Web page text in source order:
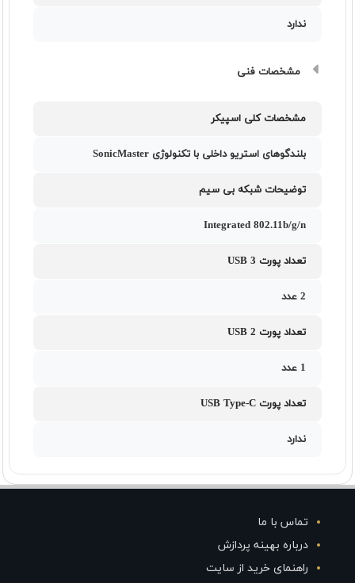
ندارد
مشخصات فنی
مشخصات کلی اسپیکر
بلندگوهای استریو داخلی با تکنولوژی SonicMaster
توضیحات شبکه بی سیم
Integrated 802.11b/g/n
تعداد پورت USB 3
2 عدد
تعداد پورت USB 2
1 عدد
تعداد پورت USB Type-C
ندارد
تماس با ما
درباره بهینه پردازش
راهنمای خرید از سایت